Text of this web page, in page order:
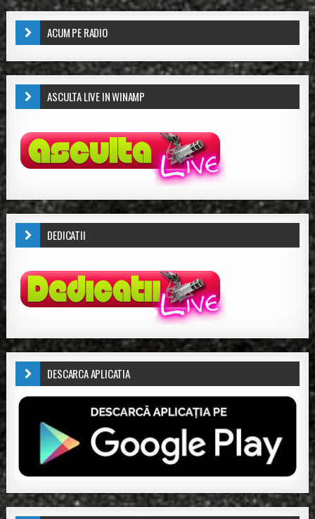
ACUM PE RADIO
ASCULTA LIVE IN WINAMP
DEDICATII
DESCARCA APLICATIA